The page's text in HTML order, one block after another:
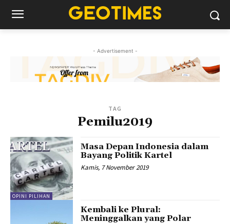
- Advertisement -
TAG
Pemilu2019
OPINI PILIHAN
Masa Depan Indonesia dalam
Bayang Politik Kartel
Kamis, 7 November 2019
Kembali ke Plural:
Meninggalkan yang Polar